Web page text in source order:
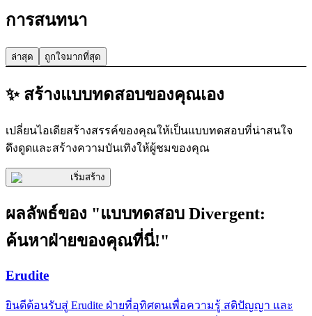
การสนทนา
ล่าสุด ถูกใจมากที่สุด
✨ สร้างแบบทดสอบของคุณเอง
เปลี่ยนไอเดียสร้างสรรค์ของคุณให้เป็นแบบทดสอบที่น่าสนใจ
ดึงดูดและสร้างความบันเทิงให้ผู้ชมของคุณ
เริ่มสร้าง
ผลลัพธ์ของ "แบบทดสอบ Divergent:
ค้นหาฝ่ายของคุณที่นี่!"
Erudite
ยินดีต้อนรับสู่ Erudite ฝ่ายที่อุทิศตนเพื่อความรู้ สติปัญญา และ